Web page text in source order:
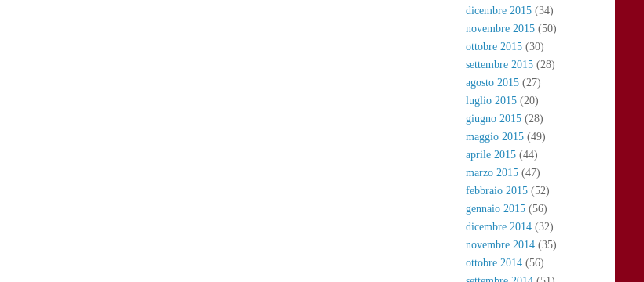
dicembre 2015 (34)
novembre 2015 (50)
ottobre 2015 (30)
settembre 2015 (28)
agosto 2015 (27)
luglio 2015 (20)
giugno 2015 (28)
maggio 2015 (49)
aprile 2015 (44)
marzo 2015 (47)
febbraio 2015 (52)
gennaio 2015 (56)
dicembre 2014 (32)
novembre 2014 (35)
ottobre 2014 (56)